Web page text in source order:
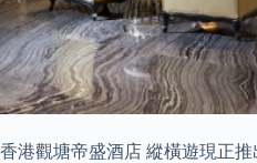
香港觀塘帝盛酒店 縱橫遊現正